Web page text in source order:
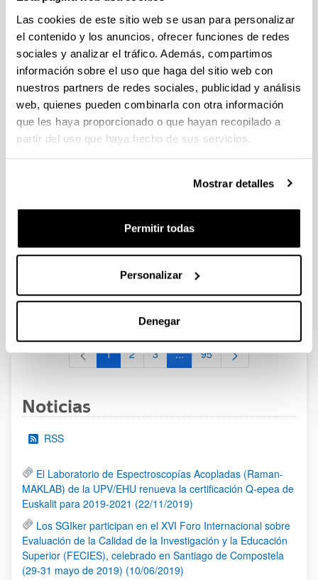
Las cookies de este sitio web se usan para personalizar
el contenido y los anuncios, ofrecer funciones de redes
sociales y analizar el tráfico. Además, compartimos
información sobre el uso que haga del sitio web con
nuestros partners de redes sociales, publicidad y análisis
web, quienes pueden combinarla con otra información
que les haya proporcionado o que hayan recopilado a
partir del uso que haya hecho de sus servicios.
Mostrar detalles
Permitir todas
Personalizar
Denegar
FUNDACION LA CAIXA JUNIOR LEADER RETAINING
PROGRAMME 2027
Trámite abierto
CONVOCATORIA PARA LA CONTRATACIÓN DE
PERSONAL INVESTIGADOR DOCTOR EN LA UPV/EHU
(2026)
Trámite abierto (Plazo de presentación de solicitudes: 03/06/2026 -
25/06/2026 23:59)
excluidas para evaluación. Plazo alegaciones: del 17/07/2026
CONVOCATORIA 2026-I PARA LA CONTRATACIÓN DE
FINANCIADO CON RECURSOS PROPIOS DE UN
GRUPO/PROYECTO DE INVESTIGACIÓN
09/07/2026: Fase 2. Resolución Definitiva de concedidos y
Página
1 Página
2 Página
3 ...Páginas intermedias Use TAB
Página
95
Noticias
RSS
El Laboratorio de Espectroscopías Acopladas (Raman-
MAKLAB) de la UPV/EHU renueva la certificación Q-epea de
Euskalit para 2019-2021 (22/11/2019)
Los SGIker participan en el XVI Foro Internacional sobre
Evaluación de la Calidad de la Investigación y la Educación
Superior (FECIES), celebrado en Santiago de Compostela
(29-31 mayo de 2019) (10/06/2019)